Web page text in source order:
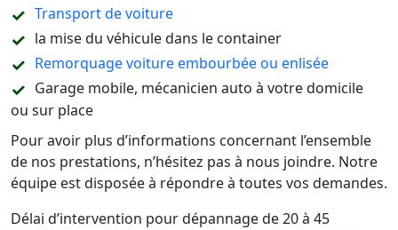
Transport de voiture
la mise du véhicule dans le container
Remorquage voiture embourbée ou enlisée
Garage mobile, mécanicien auto à votre domicile
ou sur place
Pour avoir plus d’informations concernant l’ensemble
de nos prestations, n’hésitez pas à nous joindre. Notre
équipe est disposée à répondre à toutes vos demandes.
Délai d’intervention pour dépannage de 20 à 45